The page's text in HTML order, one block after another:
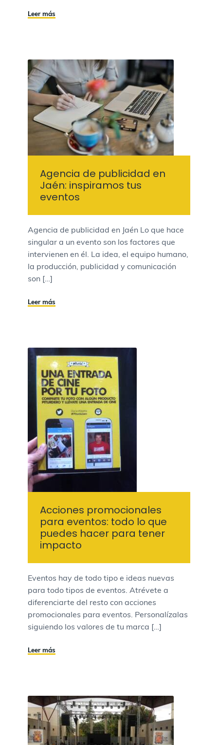
Leer más
Agencia de publicidad en
Jaén: inspiramos tus
eventos
Agencia de publicidad en Jaén Lo que hace
singular a un evento son los factores que
intervienen en él. La idea, el equipo humano,
la producción, publicidad y comunicación
son […]
Leer más
Acciones promocionales
para eventos: todo lo que
puedes hacer para tener
impacto
Eventos hay de todo tipo e ideas nuevas
para todo tipos de eventos. Atrévete a
diferenciarte del resto con acciones
promocionales para eventos. Personalízalas
siguiendo los valores de tu marca […]
Leer más